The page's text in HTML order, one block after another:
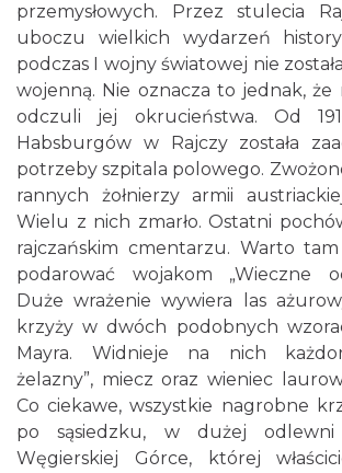
przemysłowych. Przez stulecia
uboczu wielkich wydarzeń
podczas I wojny światowej nie
wojenną. Nie oznacza to jednak, że
odczuli jej okrucieństwa. Od
Habsburgów w Rajczy została
potrzeby szpitala polowego.
rannych żołnierzy armii
Wielu z nich zmarło. Ostatni
rajczańskim cmentarzu. Warto
podarować wojakom „Wieczne
Duże wrażenie wywiera las
krzyży w dwóch podobnych
Mayra. Widnieje na nich
żelazny”, miecz oraz wieniec
Co ciekawe, wszystkie nagrobne
po sąsiedzku, w dużej odlewni
Węgierskiej Górce, której